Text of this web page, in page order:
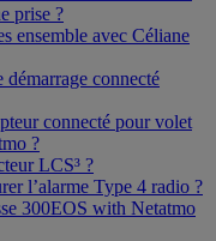
prise ?
ensemble avec Céliane
connecté
connecté pour volet
?
LCS³ ?
l’alarme Type 4 radio ?
300EOS with Netatmo